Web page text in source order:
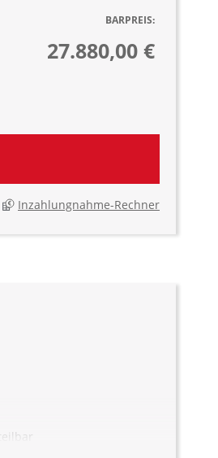
BARPREIS:
27.880,00 €
Inzahlungnahme-Rechner